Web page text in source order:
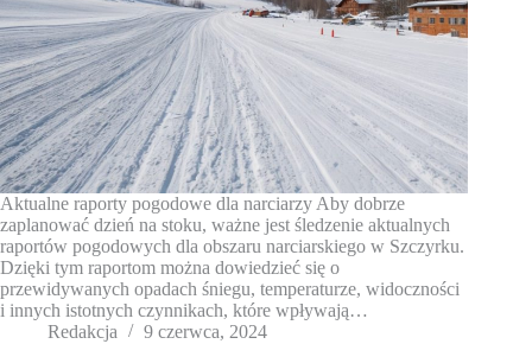
Aktualne raporty pogodowe dla narciarzy Aby dobrze
zaplanować dzień na stoku, ważne jest śledzenie aktualnych
raportów pogodowych dla obszaru narciarskiego w Szczyrku.
Dzięki tym raportom można dowiedzieć się o
przewidywanych opadach śniegu, temperaturze, widoczności
i innych istotnych czynnikach, które wpływają…
Redakcja
9 czerwca, 2024